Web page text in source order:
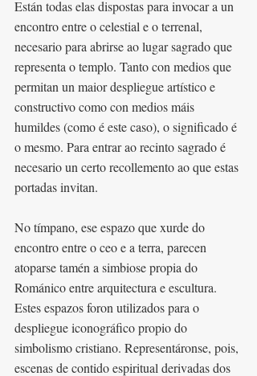
Están todas elas dispostas para invocar a un
encontro entre o celestial e o terrenal,
necesario para abrirse ao lugar sagrado que
representa o templo. Tanto con medios que
permitan un maior despliegue artístico e
constructivo como con medios máis
humildes (como é este caso), o significado é
o mesmo. Para entrar ao recinto sagrado é
necesario un certo recollemento ao que estas
portadas invitan.
No tímpano, ese espazo que xurde do
encontro entre o ceo e a terra, parecen
atoparse tamén a simbiose propia do
Románico entre arquitectura e escultura.
Estes espazos foron utilizados para o
despliegue iconográfico propio do
simbolismo cristiano. Representáronse, pois,
escenas de contido espiritual derivadas dos